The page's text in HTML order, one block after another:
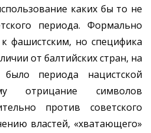
каких бы то не
периода. Формально
фашистским, но специфика
от балтийских стран, на
периода нацистской
отрицание символов
против советского
властей, «хватающего»